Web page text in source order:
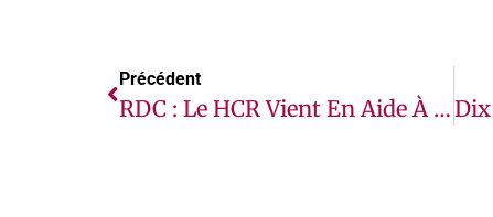
Précédent
RDC : Le HCR Vient En Aide À Plus De 40.000 Déplacés Et Des Familles D’accueil Dans Le Grand Kasaï